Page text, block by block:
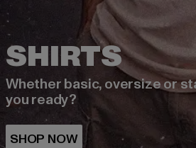
Whether basic, oversize or
you ready?
SHOP NOW